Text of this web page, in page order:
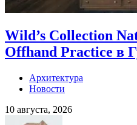
Wild’s Collection
Offhand Practice в
Архитектура
Новости
10 августа, 2026